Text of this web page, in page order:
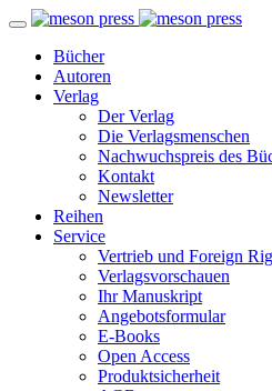
Bücher
Autoren
Verlag
Der Verlag
Die Verlagsmenschen
Nachwuchspreis des
Kontakt
Newsletter
Reihen
Service
Vertrieb und Foreign
Verlagsvorschauen
Ihr Manuskript
Angebotsformular
E-Books
Open Access
Produktsicherheit